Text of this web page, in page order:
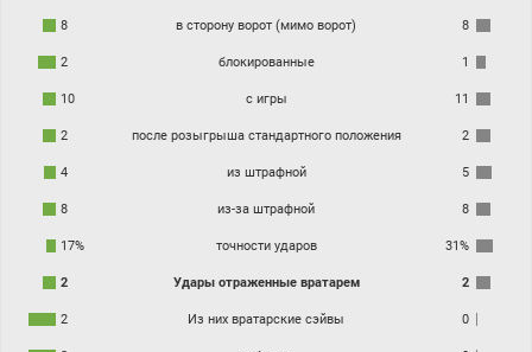
8 в сторону ворот (мимо ворот) 8
2 блокированные 1
10 с игры 11
2 после розыгрыша стандартного положения 2
4 из штрафной 5
8 из-за штрафной 8
17% точности ударов 31%
2 Удары отраженные вратарем 2
2 Из них вратарские сэйвы 0